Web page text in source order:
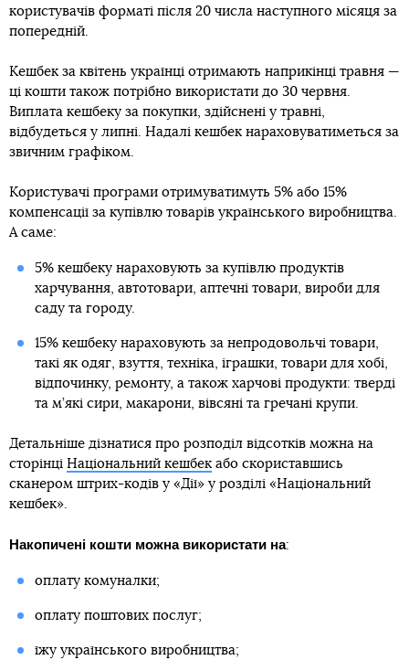
користувачів форматі після 20 числа наступного місяця за
попередній.
Кешбек за квітень українці отримають наприкінці травня —
ці кошти також потрібно використати до 30 червня.
Виплата кешбеку за покупки, здійснені у травні,
відбудеться у липні. Надалі кешбек нараховуватиметься за
звичним графіком.
Користувачі програми отримуватимуть 5% або 15%
компенсації за купівлю товарів українського виробництва.
А саме:
5% кешбеку нараховують за купівлю продуктів
харчування, автотовари, аптечні товари, вироби для
саду та городу.
15% кешбеку нараховують за непродовольчі товари,
такі як одяг, взуття, техніка, іграшки, товари для хобі,
відпочинку, ремонту, а також харчові продукти: тверді
та м’які сири, макарони, вівсяні та гречані крупи.
Детальніше дізнатися про розподіл відсотків можна на
сторінці Національний кешбек або скориставшись
сканером штрих-кодів у «Дії» у розділі «Національний
кешбек».
Накопичені кошти можна використати на:
оплату комуналки;
оплату поштових послуг;
їжу українського виробництва;